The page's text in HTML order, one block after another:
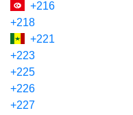
+216
+218
+221
+223
+225
+226
+227